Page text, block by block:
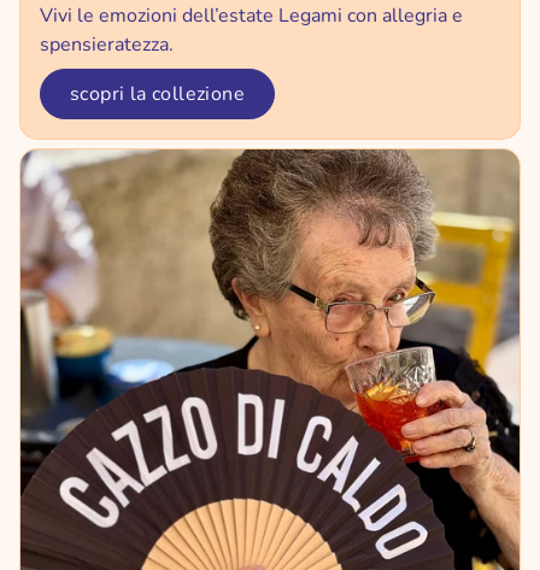
Vivi le emozioni dell’estate Legami con allegria e
spensieratezza.
scopri la collezione